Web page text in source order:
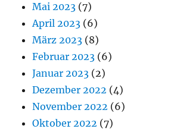
Mai 2023 (7)
April 2023 (6)
März 2023 (8)
Februar 2023 (6)
Januar 2023 (2)
Dezember 2022 (4)
November 2022 (6)
Oktober 2022 (7)